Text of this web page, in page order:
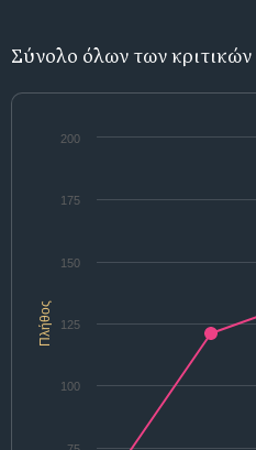
Σύνολο όλων των κριτικών
Πλήθος
100
125
150
175
200